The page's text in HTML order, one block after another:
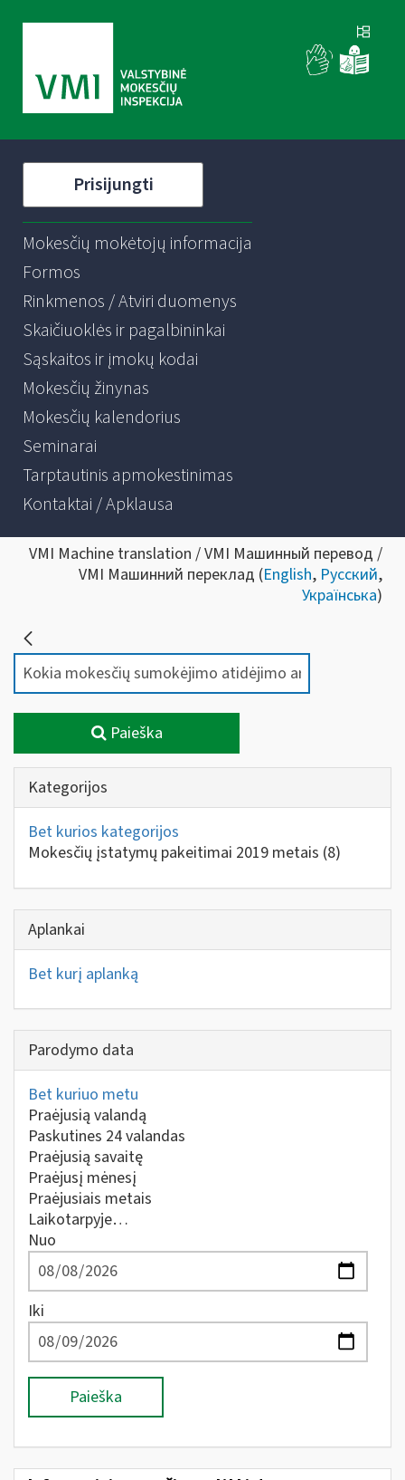
Prisijungti
Mokesčių mokėtojų informacija
Formos
Rinkmenos / Atviri duomenys
Skaičiuoklės ir pagalbininkai
Sąskaitos ir įmokų kodai
Mokesčių žinynas
Mokesčių kalendorius
Seminarai
Tarptautinis apmokestinimas
Kontaktai / Apklausa
VMI Machine translation / VMI Машинный перевод /
VMI Машинний переклад (English, Русский,
Українська)
Paieška
Kategorijos
Bet kurios kategorijos
Mokesčių įstatymų pakeitimai 2019 metais (8)
Aplankai
Bet kurį aplanką
Parodymo data
Bet kuriuo metu
Praėjusią valandą
Paskutines 24 valandas
Praėjusią savaitę
Praėjusį mėnesį
Praėjusiais metais
Laikotarpyje…
Nuo
Iki
Paieška